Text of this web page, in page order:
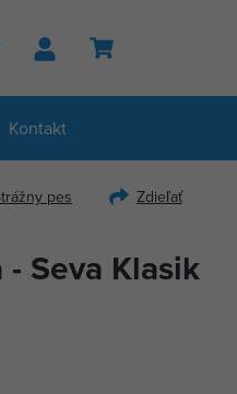
Hľadať
Kontakt
pes Zdieľať
Seva Klasik